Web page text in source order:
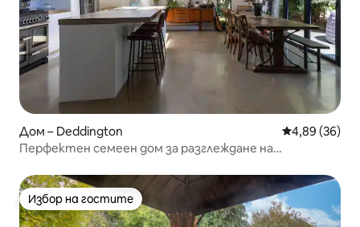
Дом – Deddington Средна
4,89 (36)
Перфектен семеен дом за разглеждане на
Избор на гостите
Избор на гостите